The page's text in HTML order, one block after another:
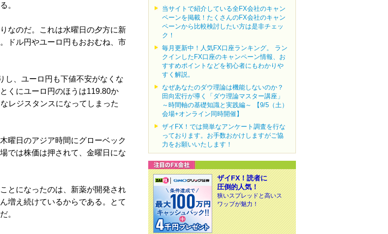
。
なのだ。これは水曜日の夕方に新
ドル円やユーロ円もおおむね、市
、ユーロ円も下値不安がなくな
くにユーロ円のほうは119.80か
レジスタンスになってしまった
曜日のアジア時間にグローベック
では株価は押されて、金曜日にな
とになったのは、新薬が開発され
増え続けているからである。とて
。
当サイトで紹介している全FX会社のキャン
ペーンを掲載！たくさんのFX会社のキャン
ペーンから比較検討したい方は是非チェッ
ク！
毎月更新中！人気FX口座ランキング。 ラン
クインしたFX口座のキャンペーン情報、お
すすめポイントなどを初心者にもわかりや
すく解説。
なぜあなたのダウ理論は機能しないのか？
田向宏行が導く「ダウ理論マスター講座」
～時間軸の基礎知識と実践編～ 【9/5（土）
会場+オンライン同時開催】
ザイFX！では簡単なアンケート調査を行な
っております。お手数おかけしますがご協
力をお願いいたします！
ザイFX！読者に
圧倒的人気！
狭いスプレッドと高いス
ワップが魅力！